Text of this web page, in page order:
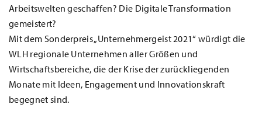
Arbeitswelten geschaffen? Die Digitale Transformation
gemeistert?
Mit dem Sonderpreis „Unternehmergeist 2021“ würdigt die
WLH regionale Unternehmen aller Größen und
Wirtschaftsbereiche, die der Krise der zurückliegenden
Monate mit Ideen, Engagement und Innovationskraft
begegnet sind.